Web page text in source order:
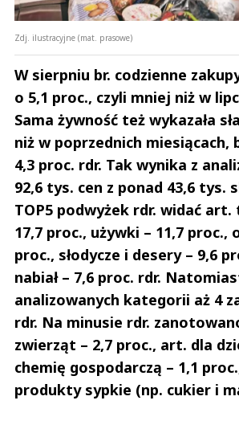
Zdj. ilustracyjne (mat. prasowe)
W sierpniu br. codzienne
o 5,1 proc., czyli mniej niż w
Sama żywność też wykazała
niż w poprzednich miesiącach,
4,3 proc. rdr. Tak wynika z
92,6 tys. cen z ponad 43,6 tys.
TOP5 podwyżek rdr. widać art.
17,7 proc., używki – 11,7 proc.,
proc., słodycze i desery – 9,6
nabiał – 7,6 proc. rdr.
analizowanych kategorii aż 4
rdr. Na minusie rdr.
zwierząt – 2,7 proc., art. dla
chemię gospodarczą – 1,1
produkty sypkie (np. cukier i